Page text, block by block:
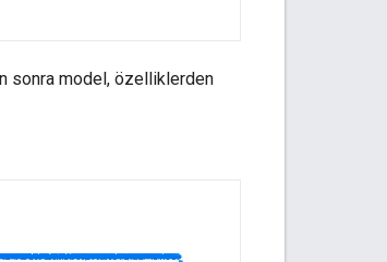
sonra model, özelliklerden